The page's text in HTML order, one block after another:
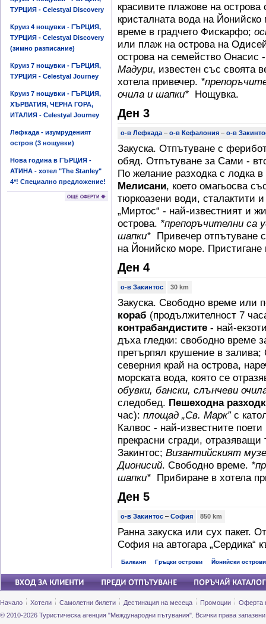
ТУРЦИЯ - Celestyal Discovery
Круиз 4 нощувки - ГЪРЦИЯ,
ТУРЦИЯ - Celestyal Discovery
(зимно разписание)
Круиз 7 нощувки - ГЪРЦИЯ,
ТУРЦИЯ - Celestyal Journey
Круиз 7 нощувки - ГЪРЦИЯ,
ХЪРВАТИЯ, ЧЕРНА ГОРА,
ИТАЛИЯ - Celestyal Journey
Лефкада - изумруденият
остров (3 нощувки)
Нова година в ГЪРЦИЯ -
АТИНА - хотел "The Stanley"
4*! Специално предложение!
красивите плажове на
кристалната вода на
време в градчето Фискарфо;
или плаж на острова на
острова на семейство Онасис
Мадури, известен със своята
хотела привечер.
очила и шапки* Нощувка.
Ден 3
о-в Лефкада – о-в Кефалония – о-в
Закуска. Отпътуване с
обяд. Отпътуване за Сами -
По желание разходка с лодка в
Мелисани, което омагьосва
тюркоазени води, сталактити
„Миртос“ - най-известният и
острова. *препоръчителни са
шапки* Привечер отпътуване
на Йонийско море.
Ден 4
о-в Закинтос 30 km
Закуска. Свободно време или
кораб (продължителност 7
контрабандистите - най-
дъха гледки: свободно време
претърпял крушение в
северния край на острова,
морската вода, която се
обувки, бански, слънчеви
следобед. Пешеходна
час): площад „Св. Марк”с
Калвос - най-известните
прекрасни сгради,
Закинтос; Византийският
Дионисий. Свободно време.
шапки* Прибиране в хотела
Ден 5
о-в Закинтос – София 850 km
Ранна закуска или сух пакет.
София на автогара „Сердика“
Балкани Гръцки острови Йонийски острови
Начало Хотели Самолетни билети Дестинация на месеца Промоции
Оферта
© 2010-2026 Туристическа агенция "Международни пътувания". Всички права